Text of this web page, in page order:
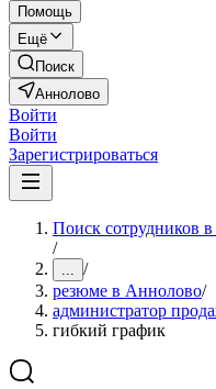
Помощь
Ещё
Поиск
Аннолово
Войти
Войти
Зарегистрироваться
Поиск сотрудников
/
... /
резюме в Аннолово/
администратор
гибкий график